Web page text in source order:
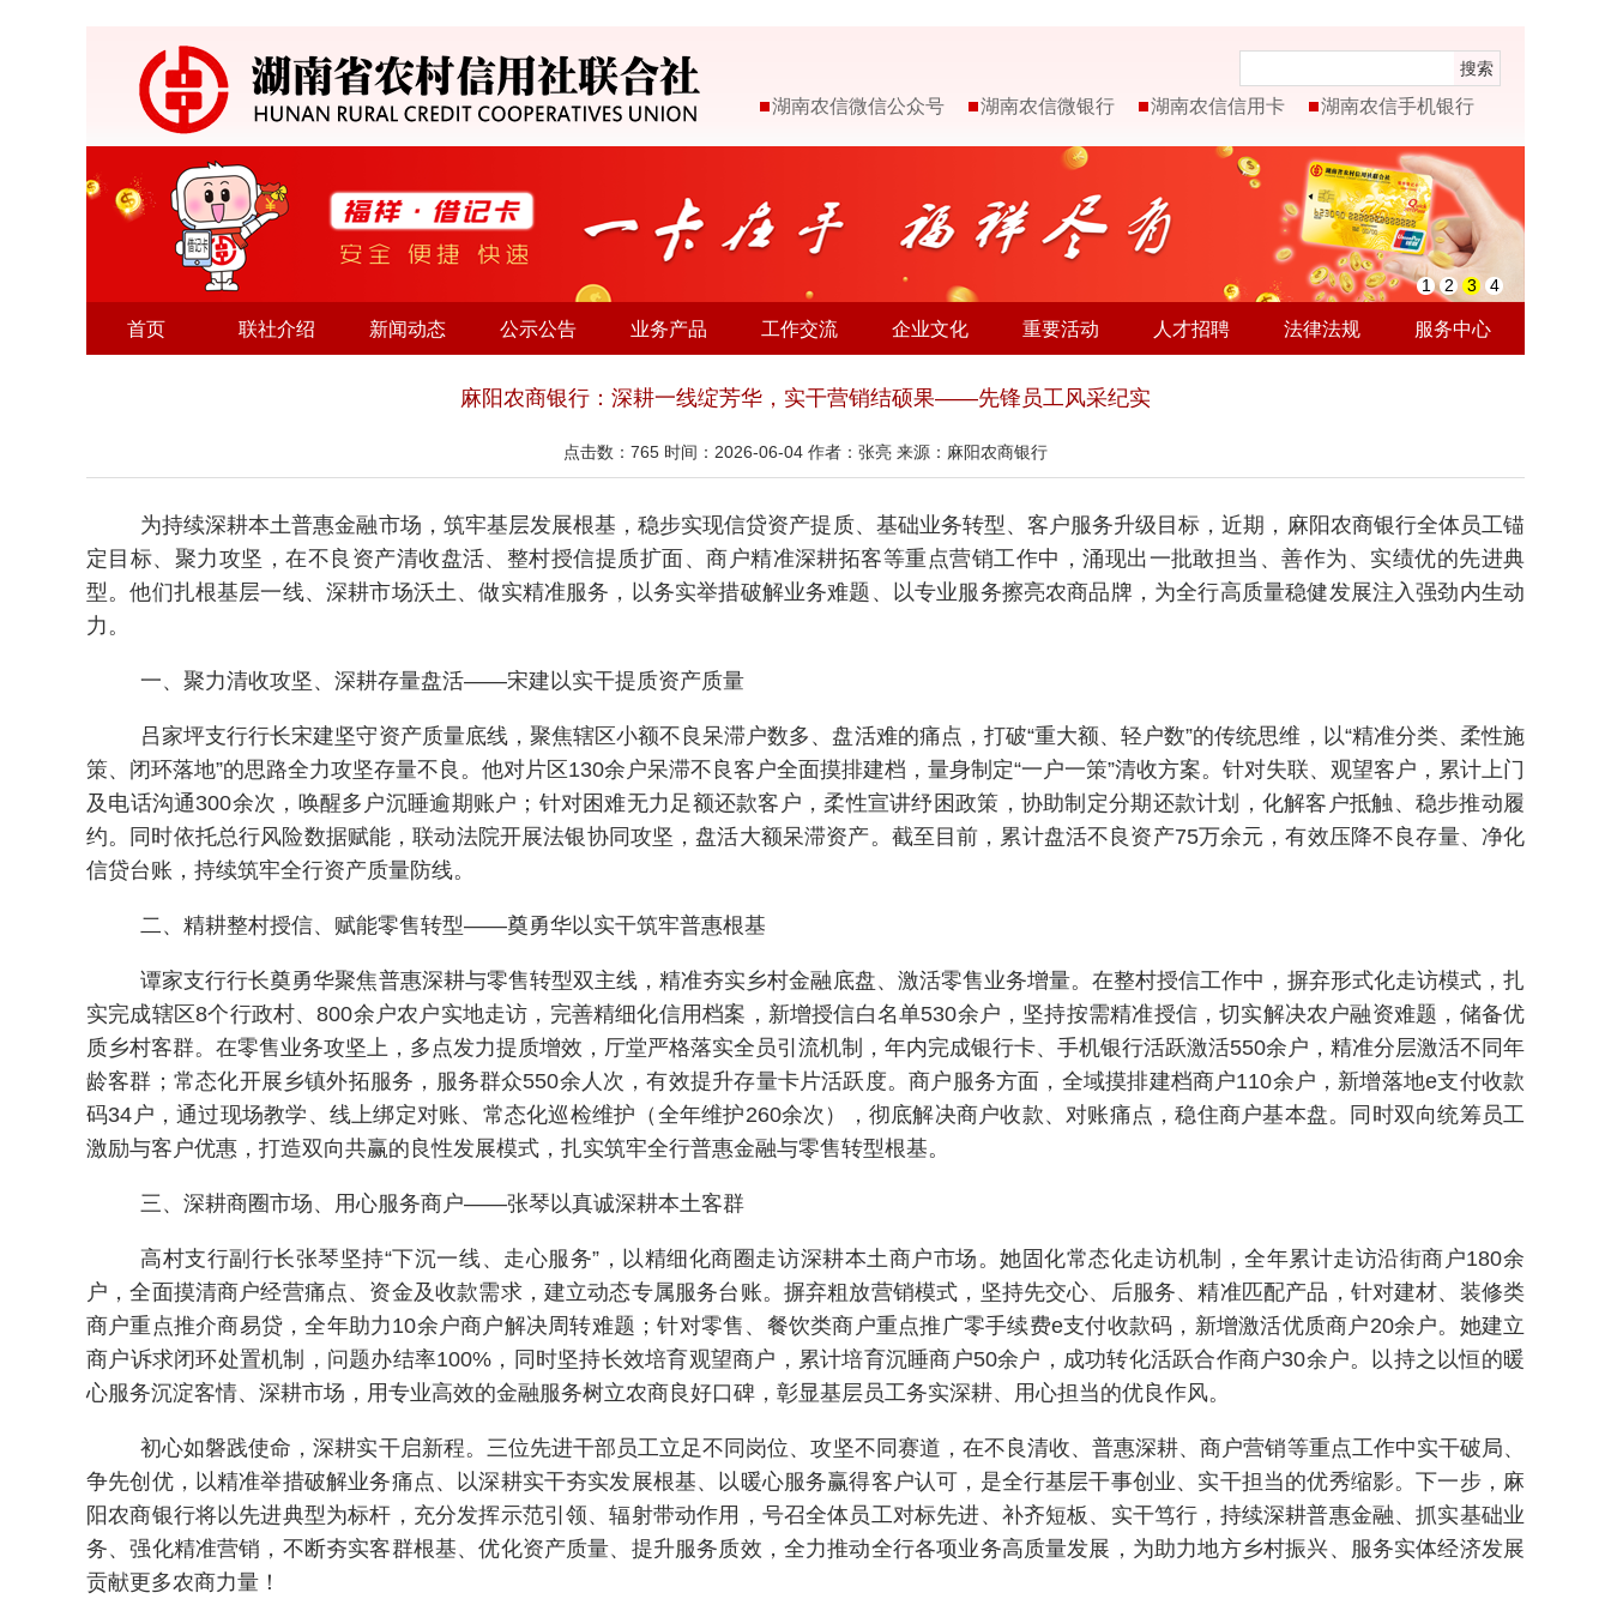
搜索
湖南农信微信公众号 湖南农信微银行 湖南农信信用卡 湖南农信手机银行
1 2 3 4
首页 联社介绍 新闻动态 公示公告 业务产品 工作交流 企业文化 重要活动 人才招聘 法律法规 服务中心
麻阳农商银行：深耕一线绽芳华，实干营销结硕果——先锋员工风采纪实
点击数： 765 时间：2026-06-04 作者：张亮 来源：麻阳农商银行
为持续深耕本土普惠金融市场，筑牢基层发展根基，稳步实现信贷资产提质、基础业务转型、客户服务升级目标，近期，麻阳农商银行全体员工锚
定目标、聚力攻坚，在不良资产清收盘活、整村授信提质扩面、商户精准深耕拓客等重点营销工作中，涌现出一批敢担当、善作为、实绩优的先进典
型。他们扎根基层一线、深耕市场沃土、做实精准服务，以务实举措破解业务难题、以专业服务擦亮农商品牌，为全行高质量稳健发展注入强劲内生动
力。
一、聚力清收攻坚、深耕存量盘活——宋建以实干提质资产质量
吕家坪支行行长宋建坚守资产质量底线，聚焦辖区小额不良呆滞户数多、盘活难的痛点，打破“重大额、轻户数”的传统思维，以“精准分类、柔性施
策、闭环落地”的思路全力攻坚存量不良。他对片区130余户呆滞不良客户全面摸排建档，量身制定“一户一策”清收方案。针对失联、观望客户，累计上门
及电话沟通300余次，唤醒多户沉睡逾期账户；针对困难无力足额还款客户，柔性宣讲纾困政策，协助制定分期还款计划，化解客户抵触、稳步推动履
约。同时依托总行风险数据赋能，联动法院开展法银协同攻坚，盘活大额呆滞资产。截至目前，累计盘活不良资产75万余元，有效压降不良存量、净化
信贷台账，持续筑牢全行资产质量防线。
二、精耕整村授信、赋能零售转型——奠勇华以实干筑牢普惠根基
谭家支行行长奠勇华聚焦普惠深耕与零售转型双主线，精准夯实乡村金融底盘、激活零售业务增量。在整村授信工作中，摒弃形式化走访模式，扎
实完成辖区8个行政村、800余户农户实地走访，完善精细化信用档案，新增授信白名单530余户，坚持按需精准授信，切实解决农户融资难题，储备优
质乡村客群。在零售业务攻坚上，多点发力提质增效，厅堂严格落实全员引流机制，年内完成银行卡、手机银行活跃激活550余户，精准分层激活不同年
龄客群；常态化开展乡镇外拓服务，服务群众550余人次，有效提升存量卡片活跃度。商户服务方面，全域摸排建档商户110余户，新增落地e支付收款
码34户，通过现场教学、线上绑定对账、常态化巡检维护（全年维护260余次），彻底解决商户收款、对账痛点，稳住商户基本盘。同时双向统筹员工
激励与客户优惠，打造双向共赢的良性发展模式，扎实筑牢全行普惠金融与零售转型根基。
三、深耕商圈市场、用心服务商户——张琴以真诚深耕本土客群
高村支行副行长张琴坚持“下沉一线、走心服务”，以精细化商圈走访深耕本土商户市场。她固化常态化走访机制，全年累计走访沿街商户180余
户，全面摸清商户经营痛点、资金及收款需求，建立动态专属服务台账。摒弃粗放营销模式，坚持先交心、后服务、精准匹配产品，针对建材、装修类
商户重点推介商易贷，全年助力10余户商户解决周转难题；针对零售、餐饮类商户重点推广零手续费e支付收款码，新增激活优质商户20余户。她建立
商户诉求闭环处置机制，问题办结率100%，同时坚持长效培育观望商户，累计培育沉睡商户50余户，成功转化活跃合作商户30余户。以持之以恒的暖
心服务沉淀客情、深耕市场，用专业高效的金融服务树立农商良好口碑，彰显基层员工务实深耕、用心担当的优良作风。
初心如磐践使命，深耕实干启新程。三位先进干部员工立足不同岗位、攻坚不同赛道，在不良清收、普惠深耕、商户营销等重点工作中实干破局、
争先创优，以精准举措破解业务痛点、以深耕实干夯实发展根基、以暖心服务赢得客户认可，是全行基层干事创业、实干担当的优秀缩影。下一步，麻
阳农商银行将以先进典型为标杆，充分发挥示范引领、辐射带动作用，号召全体员工对标先进、补齐短板、实干笃行，持续深耕普惠金融、抓实基础业
务、强化精准营销，不断夯实客群根基、优化资产质量、提升服务质效，全力推动全行各项业务高质量发展，为助力地方乡村振兴、服务实体经济发展
贡献更多农商力量！